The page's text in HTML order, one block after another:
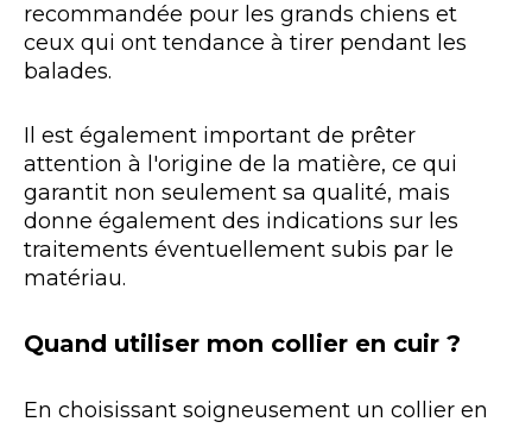
recommandée pour les grands chiens et
ceux qui ont tendance à tirer pendant les
balades.
Il est également important de prêter
attention à l'origine de la matière, ce qui
garantit non seulement sa qualité, mais
donne également des indications sur les
traitements éventuellement subis par le
matériau.
Quand utiliser mon collier en cuir ?
En choisissant soigneusement un collier en